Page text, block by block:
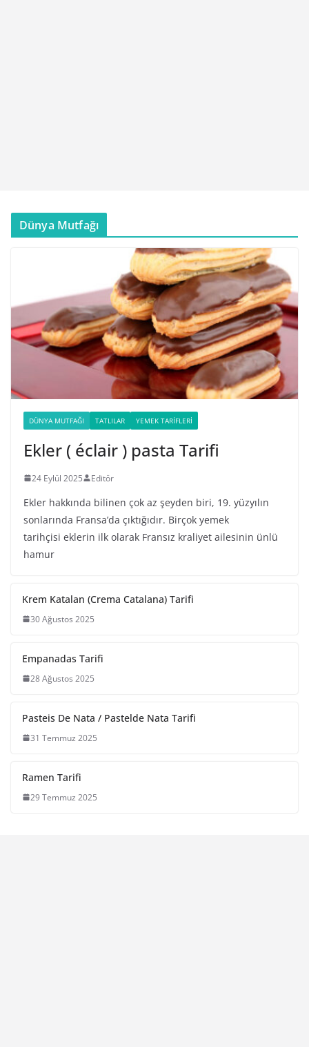
Dünya Mutfağı
DÜNYA MUTFAĞI TATLILAR YEMEK TARIFLERI
Ekler ( éclair ) pasta Tarifi
24 Eylül 2025 Editör
Ekler hakkında bilinen çok az şeyden biri, 19. yüzyılın
sonlarında Fransa’da çıktığıdır. Birçok yemek
tarihçisi eklerin ilk olarak Fransız kraliyet ailesinin ünlü
hamur
Krem Katalan (Crema Catalana) Tarifi
30 Ağustos 2025
Empanadas Tarifi
28 Ağustos 2025
Pasteis De Nata / Pastelde Nata Tarifi
31 Temmuz 2025
Ramen Tarifi
29 Temmuz 2025